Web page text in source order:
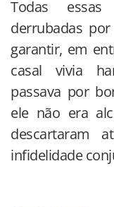
Todas
derrubadas
garantir, em
casal vivia
passava por
ele não era
descartaram
infidelidade